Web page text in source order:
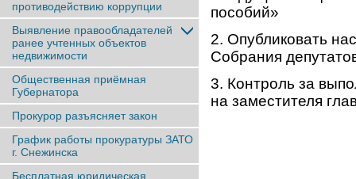
противодействию коррупции
Выявление правообладателей
ранее учтенныx объектов
недвижимости
Общественная приёмная
Губернатора
Прокурор разъясняет закон
График работы прокуратуры ЗАТО
г. Снежинска
Бесплатная юридическая
пособий»
2. Опубликовать
Собрания
3. Контроль за
на заместителя